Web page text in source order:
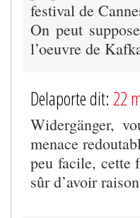
festival de
On peut
l’oeuvre de
Delaporte dit: 22
Widergänger,
menace
peu facile, cette
sûr d’avoir